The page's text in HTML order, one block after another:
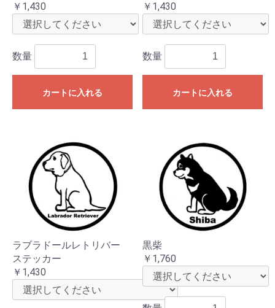
￥1,430
数量
カートに入れる
￥1,430
数量
カートに入れる
ラブラドールレトリバー
ステッカー
￥1,430
黒柴
￥1,760